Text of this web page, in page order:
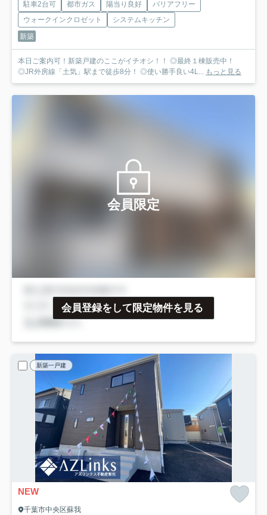
駐車2台可 都市ガス 陽当り良好
バリアフリー
ウォークインクロゼット
システムキッチン
新築
本日ご案内可！新築戸建のここがイチオシ！！ ◎最終１棟販売中！
◎JR外房線「土気」駅まで徒歩8分！ ◎使い勝手良い4L... もっと見る
会員限定
会員登録をして限定物件を見る
新築一戸建
NEW
千葉市中央区蘇我